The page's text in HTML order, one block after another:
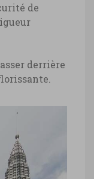
de
derrière